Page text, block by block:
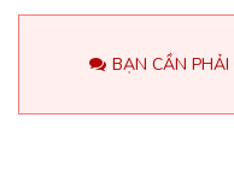
BẠN CẦN